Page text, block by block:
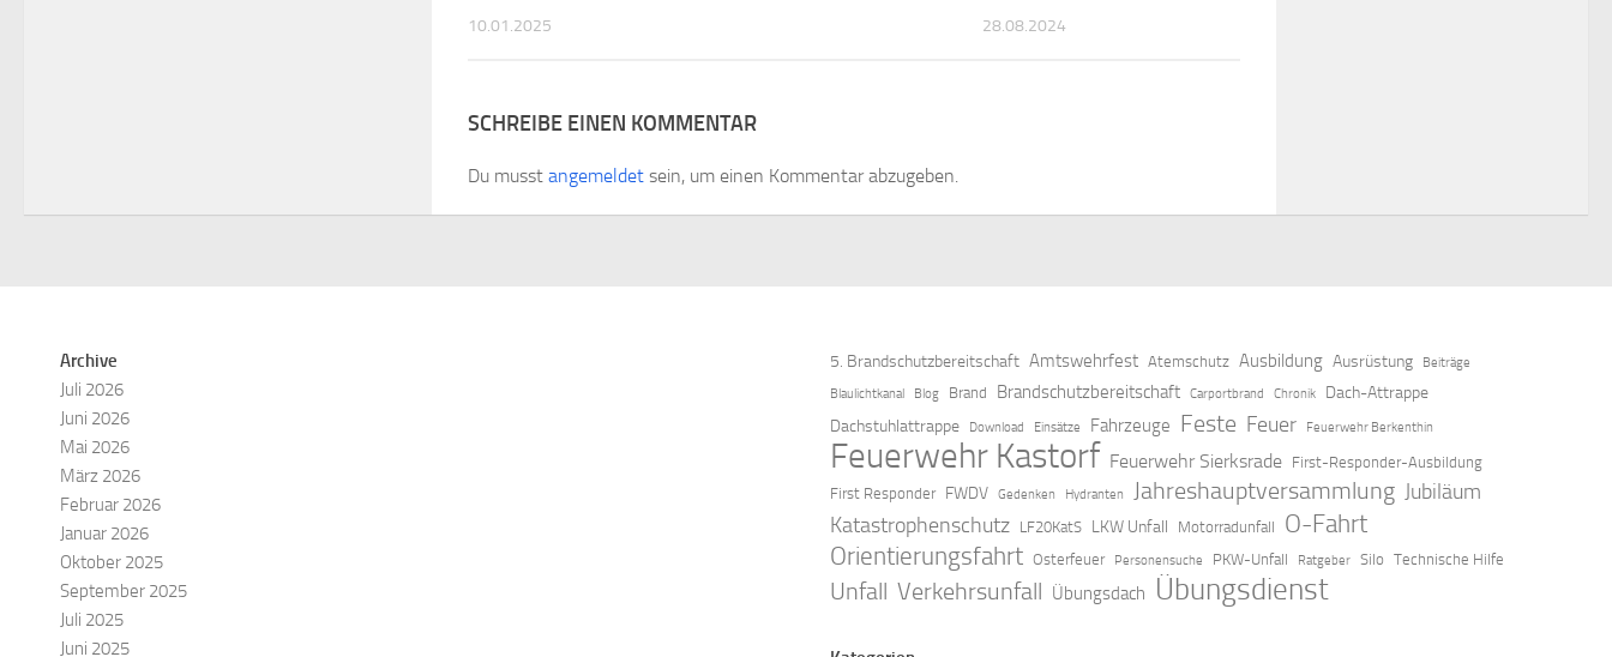
10.01.2025 28.08.2024
SCHREIBE EINEN KOMMENTAR
Du musst angemeldet sein, um einen Kommentar abzugeben.
Archive
Juli 2026
Juni 2026
Mai 2026
März 2026
Februar 2026
Januar 2026
Oktober 2025
September 2025
Juli 2025
Juni 2025
5. Brandschutzbereitschaft Amtswehrfest Atemschutz Ausbildung Ausrüstung
Beiträge
Blaulichtkanal
Blog Brand Brandschutzbereitschaft Carportbrand Chronik
Dach-Attrappe
Dachstuhlattrappe
Download Einsätze Fahrzeuge Feste Feuer Feuerwehr Berkenthin
Feuerwehr Kastorf Feuerwehr Sierksrade
First-Responder-Ausbildung
First Responder
FWDV Gedenken Hydranten Jahreshauptversammlung Jubiläum
Katastrophenschutz
LF20KatS LKW Unfall Motorradunfall
O-Fahrt
Orientierungsfahrt Osterfeuer Personensuche PKW-Unfall Ratgeber Silo Technische Hilfe
Unfall Verkehrsunfall Übungsdach Übungsdienst